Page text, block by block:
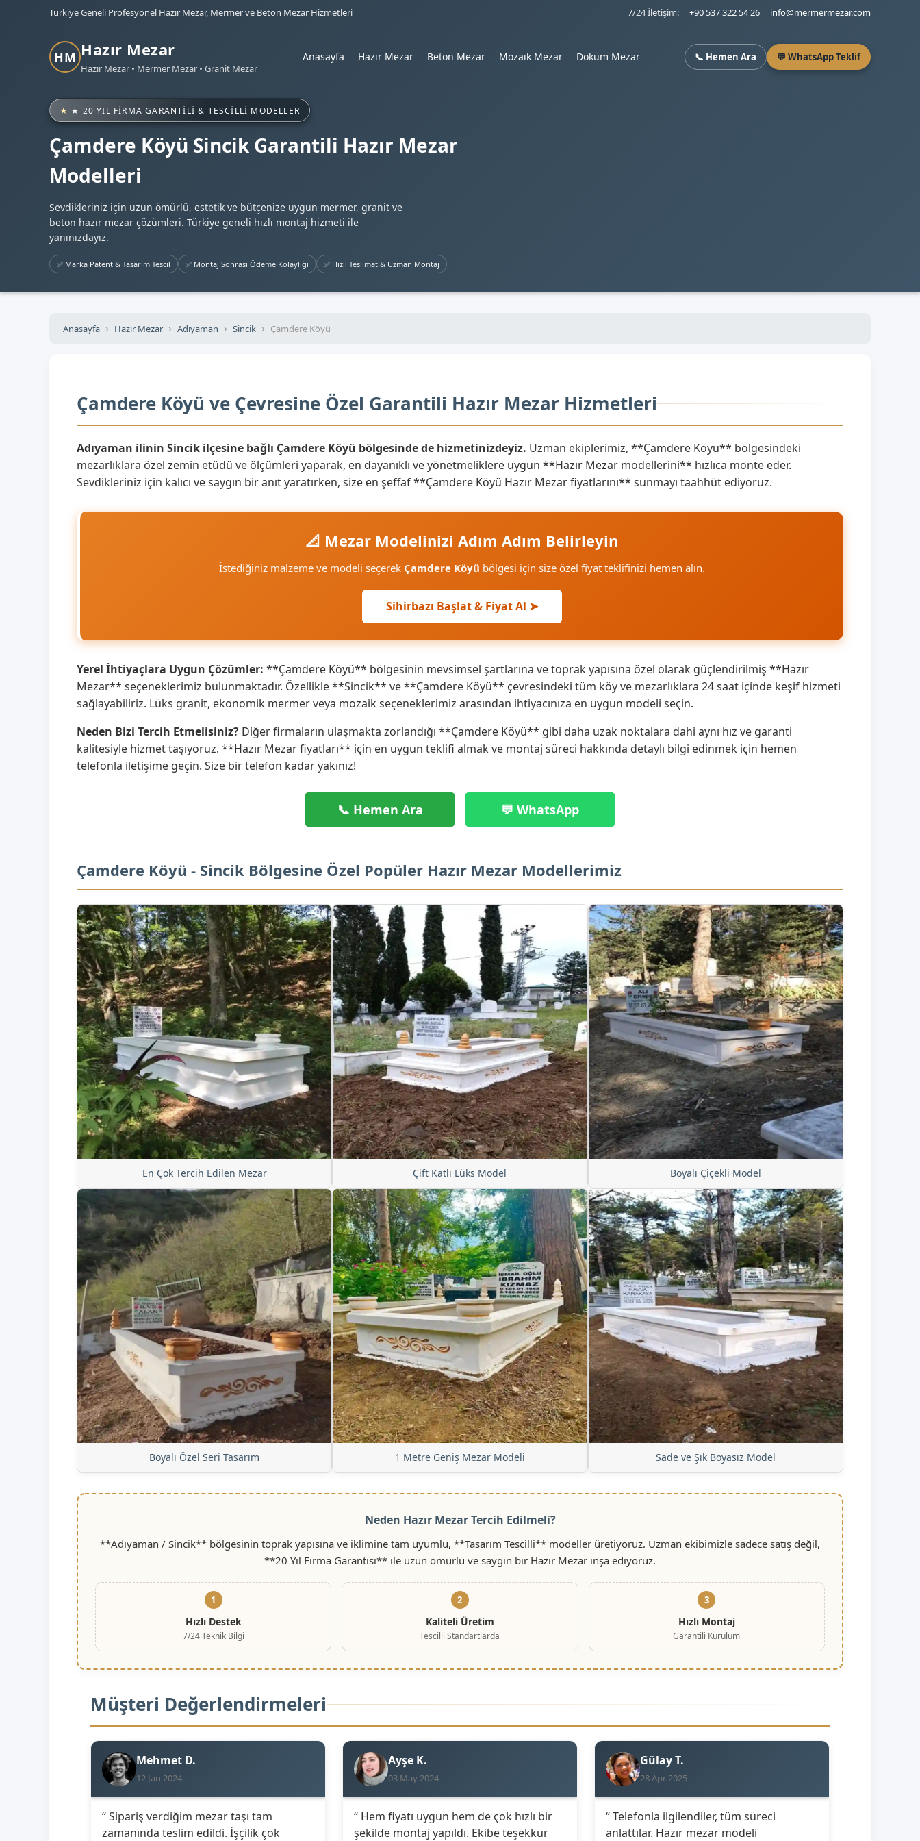
Türkiye Geneli Profesyonel Hazır Mezar, Mermer ve Beton Mezar Hizmetleri 7/24 İletişim: +90 537 322 54 26 info@mermermezar.com
HM Hazır Mezar
Hazır Mezar • Mermer Mezar • Granit Mezar
Anasayfa Hazır Mezar Beton Mezar Mozaik Mezar Döküm Mezar 📞 Hemen Ara 💬 WhatsApp Teklif
★ 20 YIL FIRMA GARANTILI & TESCILLI MODELLER
Çamdere Köyü Sincik Garantili Hazır Mezar
Modelleri
Sevdikleriniz için uzun ömürlü, estetik ve bütçenize uygun mermer, granit ve
beton hazır mezar çözümleri. Türkiye geneli hızlı montaj hizmeti ile
yanınızdayız.
✅ Marka Patent & Tasarım Tescil ✅ Montaj Sonrası Ödeme Kolaylığı ✅ Hızlı Teslimat & Uzman Montaj
Anasayfa Hazır Mezar Adıyaman Sincik Çamdere Köyü
Çamdere Köyü ve Çevresine Özel Garantili Hazır Mezar Hizmetleri
Adıyaman ilinin Sincik ilçesine bağlı Çamdere Köyü bölgesinde de hizmetinizdeyiz. Uzman ekiplerimiz, **Çamdere Köyü** bölgesindeki
mezarlıklara özel zemin etüdü ve ölçümleri yaparak, en dayanıklı ve yönetmeliklere uygun **Hazır Mezar modellerini** hızlıca monte eder.
Sevdikleriniz için kalıcı ve saygın bir anıt yaratırken, size en şeffaf **Çamdere Köyü Hazır Mezar fiyatlarını** sunmayı taahhüt ediyoruz.
📐 Mezar Modelinizi Adım Adım Belirleyin
İstediğiniz malzeme ve modeli seçerek Çamdere Köyü bölgesi için size özel fiyat teklifinizi hemen alın.
Sihirbazı Başlat & Fiyat Al ➤
Yerel İhtiyaçlara Uygun Çözümler: **Çamdere Köyü** bölgesinin mevsimsel şartlarına ve toprak yapısına özel olarak güçlendirilmiş **Hazır
Mezar** seçeneklerimiz bulunmaktadır. Özellikle **Sincik** ve **Çamdere Köyü** çevresindeki tüm köy ve mezarlıklara 24 saat içinde keşif hizmeti
sağlayabiliriz. Lüks granit, ekonomik mermer veya mozaik seçeneklerimiz arasından ihtiyacınıza en uygun modeli seçin.
Neden Bizi Tercih Etmelisiniz? Diğer firmaların ulaşmakta zorlandığı **Çamdere Köyü** gibi daha uzak noktalara dahi aynı hız ve garanti
kalitesiyle hizmet taşıyoruz. **Hazır Mezar fiyatları** için en uygun teklifi almak ve montaj süreci hakkında detaylı bilgi edinmek için hemen
telefonla iletişime geçin. Size bir telefon kadar yakınız!
📞 Hemen Ara 💬 WhatsApp
Çamdere Köyü - Sincik Bölgesine Özel Popüler Hazır Mezar Modellerimiz
En Çok Tercih Edilen Mezar Çift Katlı Lüks Model Boyalı Çiçekli Model
Boyalı Özel Seri Tasarım 1 Metre Geniş Mezar Modeli Sade ve Şık Boyasız Model
Neden Hazır Mezar Tercih Edilmeli?
**Adıyaman / Sincik** bölgesinin toprak yapısına ve iklimine tam uyumlu, **Tasarım Tescilli** modeller üretiyoruz. Uzman ekibimizle sadece satış değil,
**20 Yıl Firma Garantisi** ile uzun ömürlü ve saygın bir Hazır Mezar inşa ediyoruz.
1
Hızlı Destek
7/24 Teknik Bilgi
2
Kaliteli Üretim
Tescilli Standartlarda
3
Hızlı Montaj
Garantili Kurulum
Müşteri Değerlendirmeleri
Mehmet D.
12 Jan 2024
“ Sipariş verdiğim mezar taşı tam
zamanında teslim edildi. İşçilik çok
Ayşe K.
03 May 2024
“ Hem fiyatı uygun hem de çok hızlı bir
şekilde montaj yapıldı. Ekibe teşekkür
Gülay T.
28 Apr 2025
“ Telefonla ilgilendiler, tüm süreci
anlattılar. Hazır mezar modeli